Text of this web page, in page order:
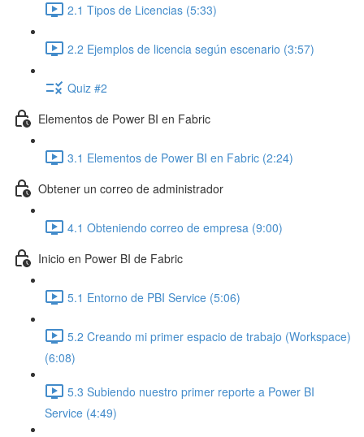
2.1 Tipos de Licencias (5:33)
2.2 Ejemplos de licencia según escenario (3:57)
Quiz #2
Elementos de Power BI en Fabric
3.1 Elementos de Power BI en Fabric (2:24)
Obtener un correo de administrador
4.1 Obteniendo correo de empresa (9:00)
Inicio en Power BI de Fabric
5.1 Entorno de PBI Service (5:06)
5.2 Creando mi primer espacio de trabajo (Workspace)
(6:08)
5.3 Subiendo nuestro primer reporte a Power BI
Service (4:49)